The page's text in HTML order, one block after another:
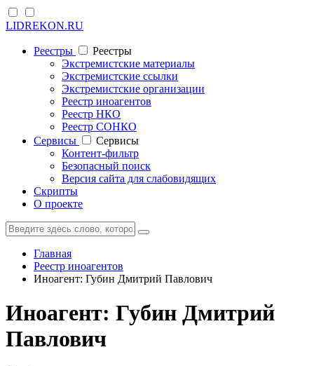
LIDREKON.RU
Реестры
Реестры
Экстремистские материалы
Экстремистские ссылки
Экстремистские организации
Реестр иноагентов
Реестр НКО
Реестр СОНКО
Cервисы
Cервисы
Контент-фильтр
Безопасный поиск
Версия сайта для слабовидящих
Скрипты
О проекте
Главная
Реестр иноагентов
Иноагент: Губин Дмитрий Павлович
Иноагент: Губин Дмитрий
Павлович